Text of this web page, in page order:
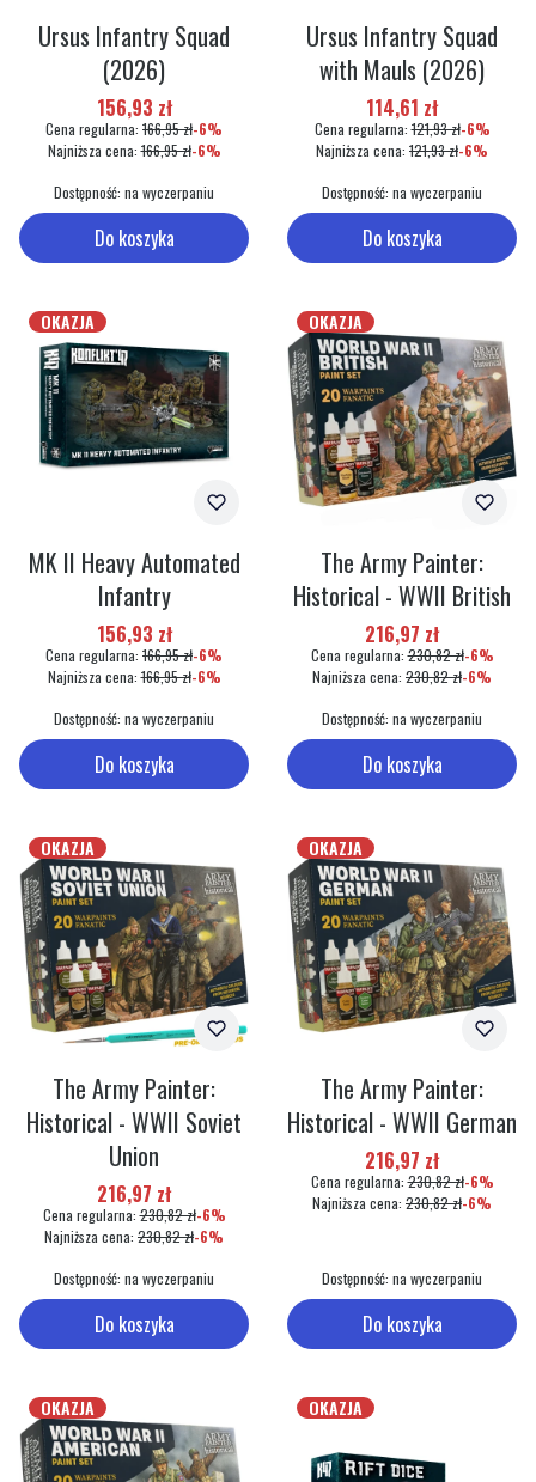
Do koszyka
Ursus Infantry Squad
(2026)
Cena promocyjna
156,93 zł
Cena regularna: 166,95 zł-6%
Najniższa cena: 166,95 zł-6%
Dostępność: na wyczerpaniu
Do koszyka
Ursus Infantry Squad
with Mauls (2026)
Cena promocyjna
114,61 zł
Cena regularna: 121,93 zł-6%
Najniższa cena: 121,93 zł-6%
Dostępność: na wyczerpaniu
OKAZJA
Do koszyka
MK II Heavy Automated
Infantry
Cena promocyjna
156,93 zł
Cena regularna: 166,95 zł-6%
Najniższa cena: 166,95 zł-6%
Dostępność: na wyczerpaniu
OKAZJA
Do koszyka
The Army Painter:
Historical - WWII British
Cena promocyjna
216,97 zł
Cena regularna: 230,82 zł-6%
Najniższa cena: 230,82 zł-6%
Dostępność: na wyczerpaniu
OKAZJA
Do koszyka
The Army Painter:
Historical - WWII Soviet
Union
Cena promocyjna
216,97 zł
Cena regularna: 230,82 zł-6%
Najniższa cena: 230,82 zł-6%
Dostępność: na wyczerpaniu
OKAZJA
Do koszyka
The Army Painter:
Historical - WWII German
Cena promocyjna
216,97 zł
Cena regularna: 230,82 zł-6%
Najniższa cena: 230,82 zł-6%
Dostępność: na wyczerpaniu
OKAZJA OKAZJA